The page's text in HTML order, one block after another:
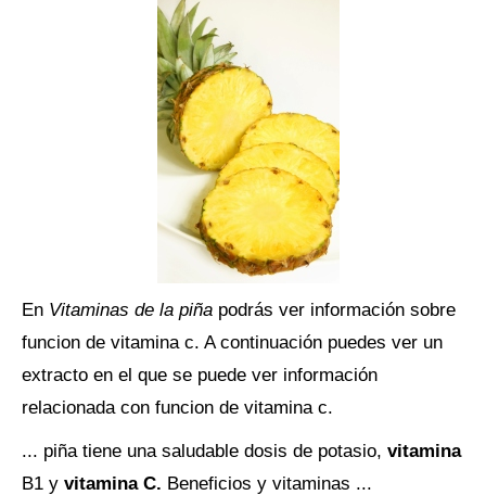
En Vitaminas de la piña podrás ver información sobre
funcion de vitamina c. A continuación puedes ver un
extracto en el que se puede ver información
relacionada con funcion de vitamina c.
... piña tiene una saludable dosis de potasio, vitamina
B1 y vitamina C. Beneficios y vitaminas ...